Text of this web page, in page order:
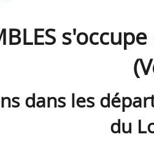
dans les
du